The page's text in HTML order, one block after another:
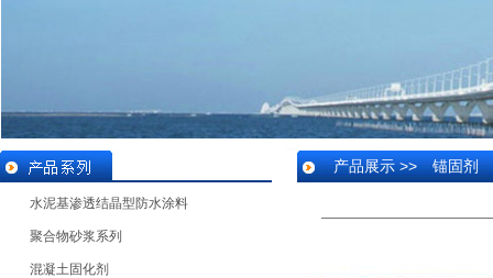
水泥基渗透结晶型防水涂料
聚合物砂浆系列
混凝土固化剂
产品展示 >> 锚固剂